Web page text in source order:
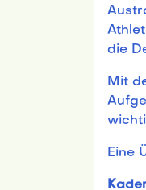
die
Mit
Eine